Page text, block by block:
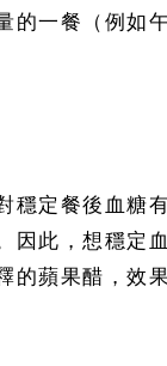
一餐（例
定餐後血糖
此，想穩定
蘋果醋，效果